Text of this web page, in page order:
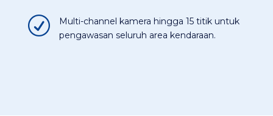
R
Multi-channel kamera hingga 15 titik untuk
pengawasan seluruh area kendaraan.